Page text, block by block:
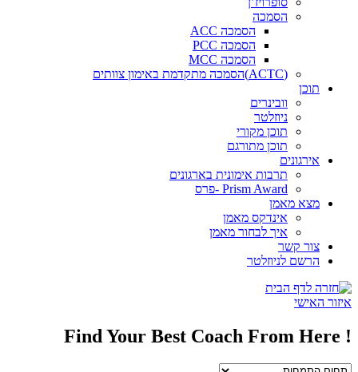
הסמכה
הסמכה ACC
הסמכה PCC
הסמכה MCC
(ACTC)הסמכה מתקדמת באימון צוותים
תוכן
וובינרים
ניוזלטר
תוכן מקורי
תוכן מתורגם
אירגונים
תרבות אימונית בארגונים
Prism Award -פרס
מצא מאמן
אינדקס מאמן
איך לבחור מאמן
צור קשר
הרשם לניוזלטר
איזור האישי
! Find Your Best Coach From Here